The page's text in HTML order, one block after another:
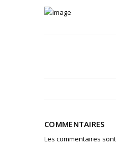
COMMENTAIRES
Les commentaires